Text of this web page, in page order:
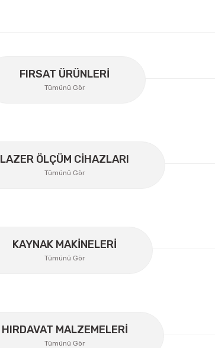
Bu ürüne ilk yorumu siz yapın!
Gönder
FIRSAT ÜRÜNLERİ
Tümünü Gör
LAZER ÖLÇÜM CİHAZLARI
Tümünü Gör
KAYNAK MAKİNELERİ
Tümünü Gör
HIRDAVAT MALZEMELERİ
Tümünü Gör